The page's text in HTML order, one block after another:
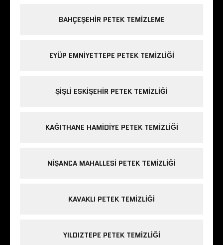
BAHÇEŞEHIR PETEK TEMIZLEME
EYÜP EMNIYETTEPE PETEK TEMIZLIĞI
ŞIŞLI ESKIŞEHIR PETEK TEMIZLIĞI
KAĞITHANE HAMIDIYE PETEK TEMIZLIĞI
NIŞANCA MAHALLESI PETEK TEMIZLIĞI
KAVAKLI PETEK TEMIZLIĞI
YILDIZTEPE PETEK TEMIZLIĞI